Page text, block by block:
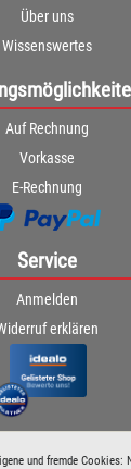
und fremde
Über uns
Wissenswertes
Auf Rechnung
Vorkasse
E-Rechnung
Service
Anmelden
erklären